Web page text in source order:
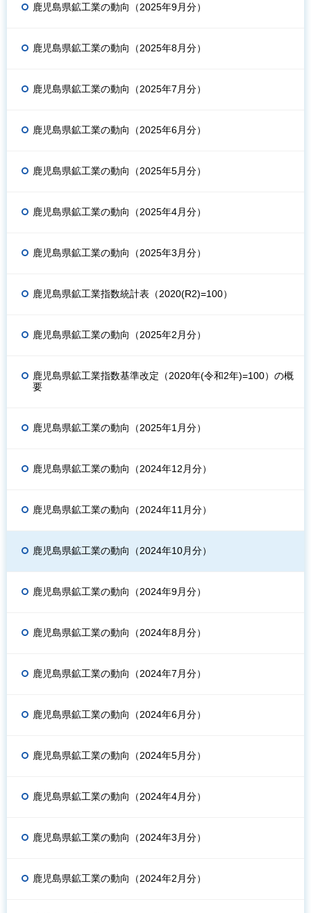
鹿児島県鉱工業の動向（2025年9月分）
鹿児島県鉱工業の動向（2025年8月分）
鹿児島県鉱工業の動向（2025年7月分）
鹿児島県鉱工業の動向（2025年6月分）
鹿児島県鉱工業の動向（2025年5月分）
鹿児島県鉱工業の動向（2025年4月分）
鹿児島県鉱工業の動向（2025年3月分）
鹿児島県鉱工業指数統計表（2020(R2)=100）
鹿児島県鉱工業の動向（2025年2月分）
鹿児島県鉱工業指数基準改定（2020年(令和2年)=100）の概
要
鹿児島県鉱工業の動向（2025年1月分）
鹿児島県鉱工業の動向（2024年12月分）
鹿児島県鉱工業の動向（2024年11月分）
鹿児島県鉱工業の動向（2024年10月分）
鹿児島県鉱工業の動向（2024年9月分）
鹿児島県鉱工業の動向（2024年8月分）
鹿児島県鉱工業の動向（2024年7月分）
鹿児島県鉱工業の動向（2024年6月分）
鹿児島県鉱工業の動向（2024年5月分）
鹿児島県鉱工業の動向（2024年4月分）
鹿児島県鉱工業の動向（2024年3月分）
鹿児島県鉱工業の動向（2024年2月分）